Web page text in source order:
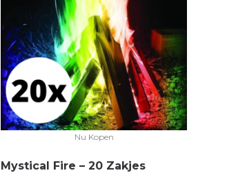
Nu Kopen
Mystical Fire – 20 Zakjes